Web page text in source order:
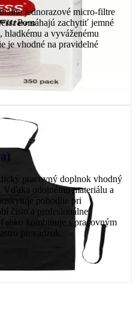
jednorazové micro-filtre
Pomáhajú zachytiť jemné
hladkému a vyváženému
je vhodné na pravidelné
pracovný doplnok vhodný
Vďaka odolnému materiálu a
pohodlie pri
čisto a profesionálne.
kombinuje s pracovným
prevádzok.